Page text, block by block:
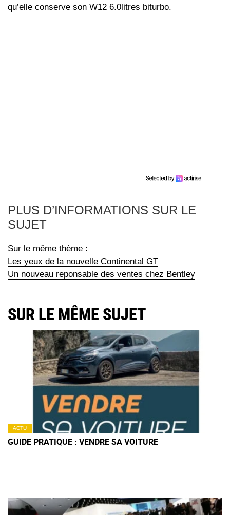
qu’elle conserve son W12 6.0litres biturbo.
PLUS D’INFORMATIONS SUR LE
SUJET
Sur le même thème :
Les yeux de la nouvelle Continental GT
Un nouveau reponsable des ventes chez Bentley
SUR LE MÊME SUJET
ACTU
GUIDE PRATIQUE : VENDRE SA VOITURE